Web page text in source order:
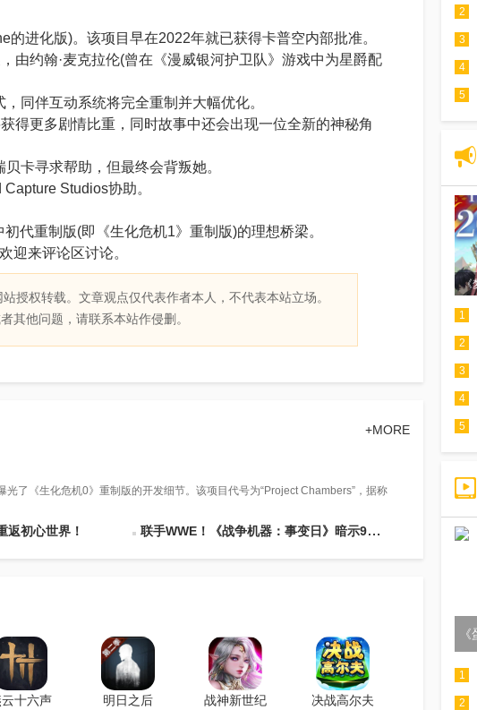
进化版)。该项目早在2022年就已获得卡普空内部批准。
约翰·麦克拉伦(曾在《漫威银河护卫队》游戏中为星爵配
同伴互动系统将完全重制并大幅优化。
更多剧情比重，同时故事中还会出现一位全新的神秘角
卡寻求帮助，但最终会背叛她。
Studios协助。
重制版(即《生化危机1》重制版)的理想桥梁。
来评论区讨论。
授权转载。文章观点仅代表作者本人，不代表本站立场。
其他问题，请联系本站作侵删。
+MORE
《生化危机0》重制版的开发细节。该项目代号为“Project Chambers”，据称
返初心世界！ 联手WWE！《战争机器：事变日》暗示9月发售
十六声 明日之后 战神新世纪 决战高尔夫
2
3
4
5
1
2
3
4
5
1
2